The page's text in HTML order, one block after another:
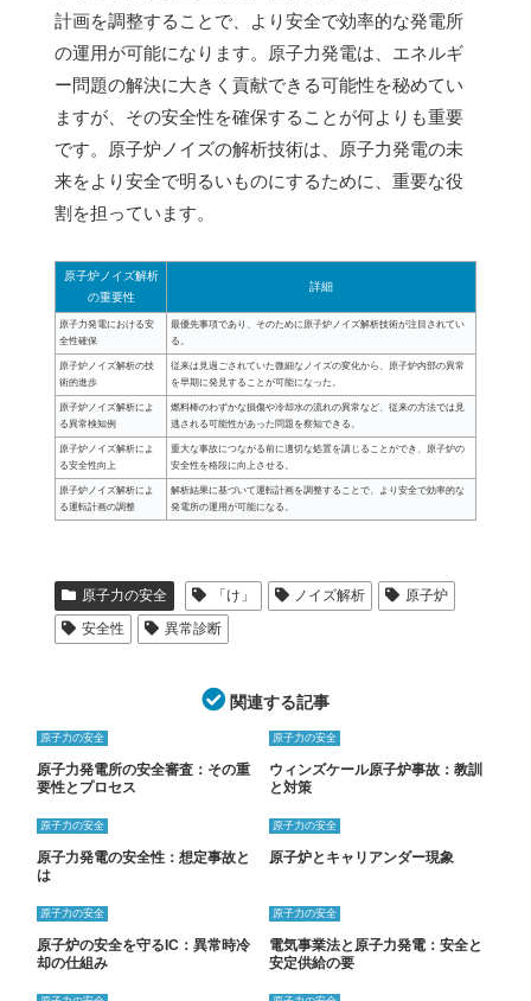
計画を調整することで、より安全で効率的な発電所
の運用が可能になります。原子力発電は、エネルギ
ー問題の解決に大きく貢献できる可能性を秘めてい
ますが、その安全性を確保することが何よりも重要
です。原子炉ノイズの解析技術は、原子力発電の未
来をより安全で明るいものにするために、重要な役
割を担っています。
原子炉ノイズ解析
の重要性
詳細
原子力発電における安
全性確保
最優先事項であり、そのために原子炉ノイズ解析技術が注目されてい
る。
原子炉ノイズ解析の技
術的進歩
従来は見過ごされていた微細なノイズの変化から、原子炉内部の異常
を早期に発見することが可能になった。
原子炉ノイズ解析によ
る異常検知例
燃料棒のわずかな損傷や冷却水の流れの異常など、従来の方法では見
逃される可能性があった問題を察知できる。
原子炉ノイズ解析によ
る安全性向上
重大な事故につながる前に適切な処置を講じることができ、原子炉の
安全性を格段に向上させる。
原子炉ノイズ解析によ
る運転計画の調整
解析結果に基づいて運転計画を調整することで、より安全で効率的な
発電所の運用が可能になる。
原子力の安全 「け」 ノイズ解析
原子炉
安全性
異常診断
関連する記事
原子力の安全
原子力発電所の安全審査：その重
要性とプロセス
原子力の安全
ウィンズケール原子炉事故：教訓
と対策
原子力の安全
原子力発電の安全性：想定事故と
は
原子力の安全
原子炉とキャリアンダー現象
原子力の安全
原子炉の安全を守るIC：異常時冷
却の仕組み
原子力の安全
電気事業法と原子力発電：安全と
安定供給の要